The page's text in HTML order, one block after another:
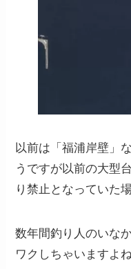
以前は「福浦岸壁」
うですが以前の大型
り禁止となっていた
数年間釣り人のいな
ワクしちゃいますよ